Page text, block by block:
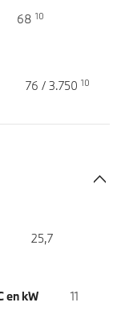
68 10
76 / 3.750 10
25,7
en kW 11